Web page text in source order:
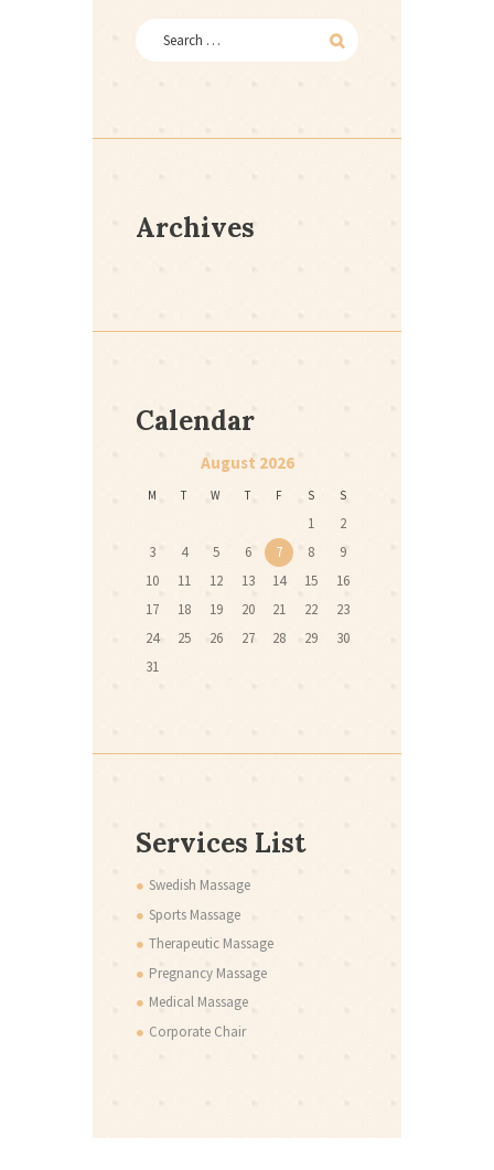
Archives
Calendar
August 2026
M T W T F S S
1
2
3
4 5 6 7 8
9
10
11 12 13 14 15
16
17
18 19 20 21 22
23
24
25 26 27 28 29
30
31
Services List
Swedish Massage
Sports Massage
Therapeutic Massage
Pregnancy Massage
Medical Massage
Corporate Chair